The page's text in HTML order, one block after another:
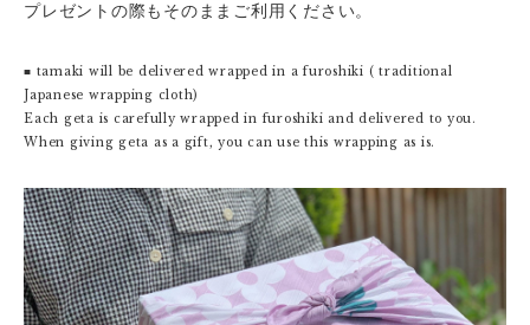
プレゼントの際もそのままご利用ください。
■ tamaki will be delivered wrapped in a furoshiki ( traditional
Japanese wrapping cloth)
Each geta is carefully wrapped in furoshiki and delivered to you.
When giving geta as a gift, you can use this wrapping as is.